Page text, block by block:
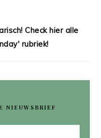
Check hier alle
rubriek!
NIEUWSBRIEF